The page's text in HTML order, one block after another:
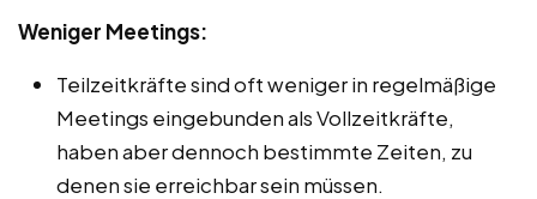
Weniger Meetings:
Teilzeitkräfte sind oft weniger in regelmäßige
Meetings eingebunden als Vollzeitkräfte,
haben aber dennoch bestimmte Zeiten, zu
denen sie erreichbar sein müssen.